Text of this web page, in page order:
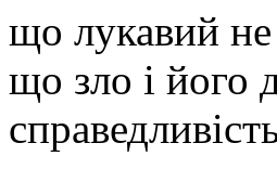
що лукавий не
що зло і його